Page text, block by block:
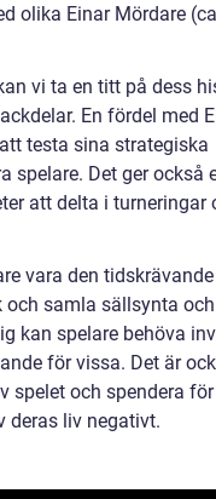
olika Einar Mördare
vi ta en titt på dess
En fördel med
testa sina strategiska
spelare. Det ger också
att delta i turneringar
vara den
samla sällsynta och
kan spelare behöva
för vissa. Det är
spelet och spendera
deras liv negativt.